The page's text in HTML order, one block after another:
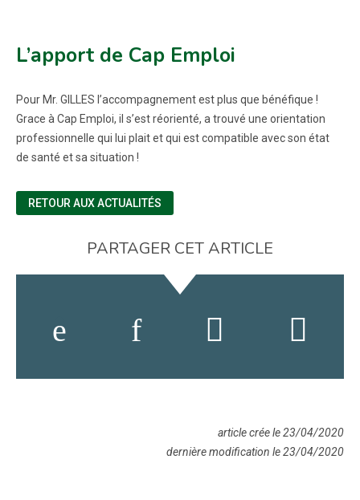
L’apport de Cap Emploi
Pour Mr. GILLES l’accompagnement est plus que bénéfique !
Grace à Cap Emploi, il s’est réorienté, a trouvé une orientation
professionnelle qui lui plait et qui est compatible avec son état
de santé et sa situation !
RETOUR AUX ACTUALITÉS
PARTAGER CET ARTICLE
article crée le 23/04/2020
dernière modification le 23/04/2020